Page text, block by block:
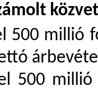
500 millió
500